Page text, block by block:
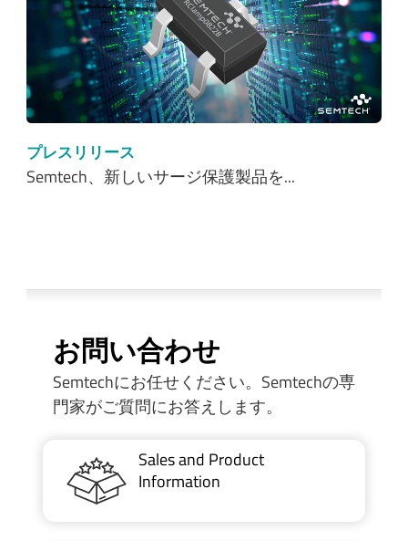
プレスリリース
Semtech、新しいサージ保護製品を...
お問い合わせ
Semtechにお任せください。Semtechの専
門家がご質問にお答えします。
Sales and Product
Information